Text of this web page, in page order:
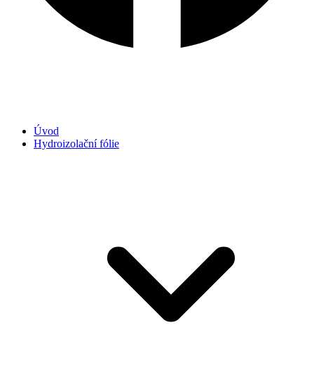
Úvod
Hydroizolační fólie